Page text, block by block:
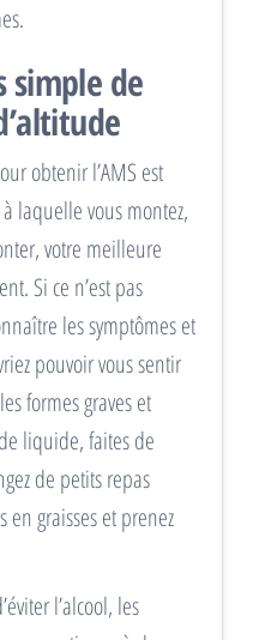
simple de
obtenir l’AMS est
laquelle vous montez,
votre meilleure
Si ce n’est pas
les symptômes et
pouvoir vous sentir
formes graves et
liquide, faites de
de petits repas
en graisses et prenez
l’alcool, les